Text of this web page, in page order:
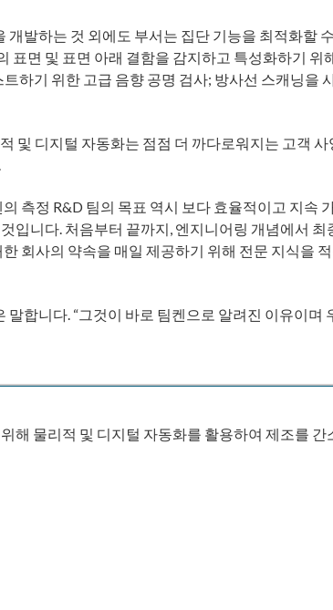
발하는 것 외에도 부서는 집단 기능을 최적화할 수
표면 및 표면 아래 결함을 감지하고 특성화하기 위
하기 위한 고급 음향 공명 검사; 방사선 스캐닝을
및 디지털 자동화는 점점 더 까다로워지는 고객 사
측정 R&D 팀의 목표 역시 보다 효율적이고 지속
입니다. 처음부터 끝까지, 엔지니어링 개념에서 최
회사의 약속을 매일 제공하기 위해 전문 지식을
말합니다. “그것이 바로 팀켄으로 알려진 이유이며
해 물리적 및 디지털 자동화를 활용하여 제조를 간